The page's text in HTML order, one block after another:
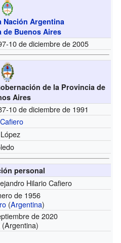
Nación Argentina
de Buenos Aires
10 de diciembre de 2005
de la Provincia de
Aires
10 de diciembre de 1991
personal
Hilario Cafiero
de 1956
(Argentina)
de 2020
(Argentina)